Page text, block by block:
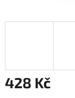
428 Kč